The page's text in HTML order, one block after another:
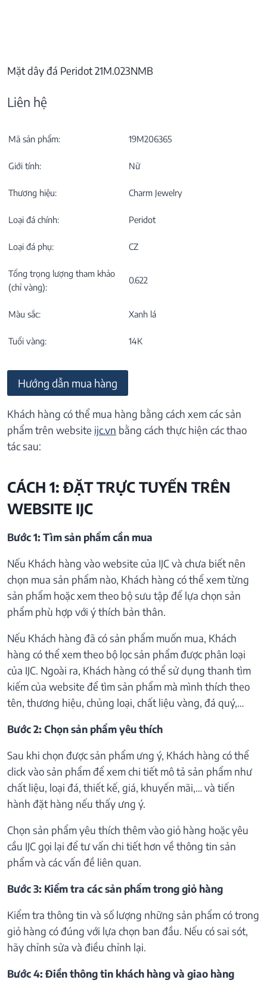
Mặt dây đá Peridot 21M.023NMB
Liên hệ
Mã sản phẩm: 19M206365
Giới tính: Nữ
Thương hiệu: Charm Jewelry
Loại đá chính: Peridot
Loại đá phụ: CZ
Tổng trọng lượng tham khảo
(chỉ vàng):
0.622
Màu sắc: Xanh lá
Tuổi vàng: 14K
Hướng dẫn mua hàng
Khách hàng có thể mua hàng bằng cách xem các sản
phẩm trên website ijc.vn bằng cách thực hiện các thao
tác sau:
CÁCH 1: ĐẶT TRỰC TUYẾN TRÊN
WEBSITE IJC
Bước 1: Tìm sản phẩm cần mua
Nếu Khách hàng vào website của IJC và chưa biết nên
chọn mua sản phẩm nào, Khách hàng có thể xem từng
sản phẩm hoặc xem theo bộ sưu tập để lựa chọn sản
phẩm phù hợp với ý thích bản thân.
Nếu Khách hàng đã có sản phẩm muốn mua, Khách
hàng có thể xem theo bộ lọc sản phẩm được phân loại
của IJC. Ngoài ra, Khách hàng có thể sử dụng thanh tìm
kiếm của website để tìm sản phẩm mà mình thích theo
tên, thương hiệu, chủng loại, chất liệu vàng, đá quý,…
Bước 2: Chọn sản phẩm yêu thích
Sau khi chọn được sản phẩm ưng ý, Khách hàng có thể
click vào sản phẩm để xem chi tiết mô tả sản phẩm như
chất liệu, loại đá, thiết kế, giá, khuyến mãi,… và tiến
hành đặt hàng nếu thấy ưng ý.
Chọn sản phẩm yêu thích thêm vào giỏ hàng hoặc yêu
cầu IJC gọi lại để tư vấn chi tiết hơn về thông tin sản
phẩm và các vấn đề liên quan.
Bước 3: Kiểm tra các sản phẩm trong giỏ hàng
Kiểm tra thông tin và số lượng những sản phẩm có trong
giỏ hàng có đúng với lựa chọn ban đầu. Nếu có sai sót,
hãy chỉnh sửa và điều chỉnh lại.
Bước 4: Điền thông tin khách hàng và giao hàng